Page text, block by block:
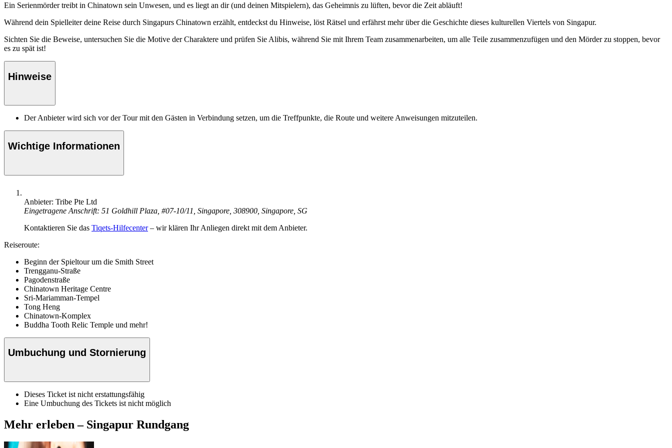
Ein Serienmörder treibt in Chinatown sein Unwesen, und es liegt an dir (und deinen Mitspielern), das Geheimnis zu lüften, bevor die Zeit abläuft!
Während dein Spielleiter deine Reise durch Singapurs Chinatown erzählt, entdeckst du Hinweise, löst Rätsel und erfährst mehr über die Geschichte dieses kulturellen Viertels von Singapur.
Sichten Sie die Beweise, untersuchen Sie die Motive der Charaktere und prüfen Sie Alibis, während Sie mit Ihrem Team zusammenarbeiten, um alle Teile zusammenzufügen und den Mörder zu stoppen, bevor
es zu spät ist!
Hinweise
Der Anbieter wird sich vor der Tour mit den Gästen in Verbindung setzen, um die Treffpunkte, die Route und weitere Anweisungen mitzuteilen.
Wichtige Informationen
Anbieter: Tribe Pte Ltd
Eingetragene Anschrift: 51 Goldhill Plaza, #07-10/11, Singapore, 308900, Singapore, SG
Kontaktieren Sie das Tiqets-Hilfecenter– wir klären Ihr Anliegen direkt mit dem Anbieter.
Reiseroute:
Beginn der Spieltour um die Smith Street
Trengganu-Straße
Pagodenstraße
Chinatown Heritage Centre
Sri-Mariamman-Tempel
Tong Heng
Chinatown-Komplex
Buddha Tooth Relic Temple und mehr!
Umbuchung und Stornierung
Dieses Ticket ist nicht erstattungsfähig
Eine Umbuchung des Tickets ist nicht möglich
Mehr erleben – Singapur Rundgang